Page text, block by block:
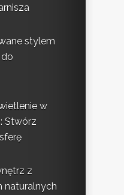
stylem
w
Stwórz
z
naturalnych